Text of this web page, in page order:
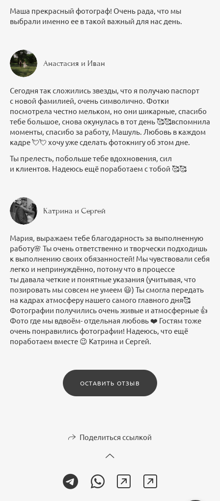
Маша прекрасный фотограф! Очень рада, что мы
выбрали именно ее в такой важный для нас день.
Анастасия и Иван
Сегодня так сложились звезды, что я получаю паспорт
с новой фамилией, очень символично. Фотки
посмотрела честно мельком, но они шикарные, спасибо
тебе большое, снова окунулась в тот день 🥰🥰вспомнила
моменты, спасибо за работу, Машуль. Любовь в каждом
кадре 💘💘 хочу уже сделать фотокнигу об этом дне.
Ты прелесть, побольше тебе вдохновения, сил
и клиентов. Надеюсь ещё поработаем с тобой 🥰🥰
Катрина и Сергей
Мария, выражаем тебе благодарность за выполненную
работу🌸 Ты очень ответственно и творчески подходишь
к выполнению своих обязанностей! Мы чувствовали себя
легко и непринуждённо, потому что в процессе
ты давала четкие и понятные указания (учитывая, что
позировать мы совсем не умеем 😃) Ты смогла передать
на кадрах атмосферу нашего самого главного дня🥰
Фотографии получились очень живые и атмосферные 👍
Фото где мы вдвоём- отдельная любовь ❤️ Гостям тоже
очень понравились фотографии! Надеюсь, что ещё
поработаем вместе 😉 Катрина и Сергей.
ОСТАВИТЬ ОТЗЫВ
Поделиться ссылкой